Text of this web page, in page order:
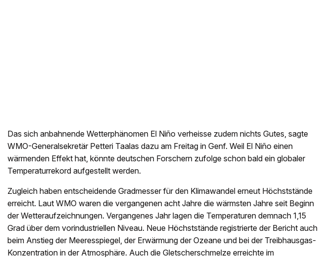
Das sich anbahnende Wetterphänomen El Niño verheisse zudem nichts Gutes, sagte
WMO-Generalsekretär Petteri Taalas dazu am Freitag in Genf. Weil El Niño einen
wärmenden Effekt hat, könnte deutschen Forschern zufolge schon bald ein globaler
Temperaturrekord aufgestellt werden.
Zugleich haben entscheidende Gradmesser für den Klimawandel erneut Höchststände
erreicht. Laut WMO waren die vergangenen acht Jahre die wärmsten Jahre seit Beginn
der Wetteraufzeichnungen. Vergangenes Jahr lagen die Temperaturen demnach 1,15
Grad über dem vorindustriellen Niveau. Neue Höchststände registrierte der Bericht auch
beim Anstieg der Meeresspiegel, der Erwärmung der Ozeane und bei der Treibhausgas-
Konzentration in der Atmosphäre. Auch die Gletscherschmelze erreichte im